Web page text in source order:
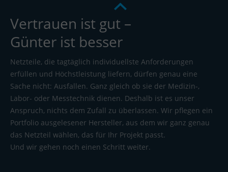
Vertrauen ist gut –
Günter ist besser
Netzteile, die tagtäglich individuellste Anforderungen
erfüllen und Höchstleistung liefern, dürfen genau eine
Sache nicht: Ausfallen. Ganz gleich ob sie der Medizin-,
Labor- oder Messtechnik dienen. Deshalb ist es unser
Anspruch, nichts dem Zufall zu überlassen. Wir pflegen ein
Portfolio ausgelesener Hersteller, aus dem wir ganz genau
das Netzteil wählen, das für Ihr Projekt passt.
Und wir gehen noch einen Schritt weiter.